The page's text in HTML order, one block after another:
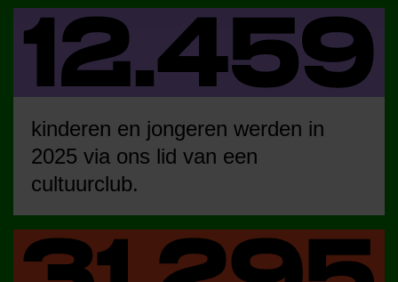
kinderen en jongeren werden in
2025 via ons lid van een
cultuurclub.